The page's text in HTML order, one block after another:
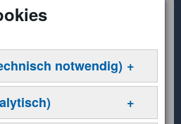
Straßen- und Wegegesetzes
von öffentlichen Feld- und
öffentliche Wegen und
notwendig)
dabei, eine Webseite
sie Grundfunktionen